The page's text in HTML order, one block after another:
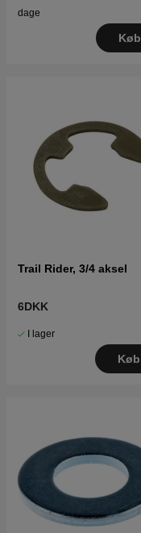
dage
Køb
Trail Rider, 3/4 aksel
6DKK
I lager
Køb